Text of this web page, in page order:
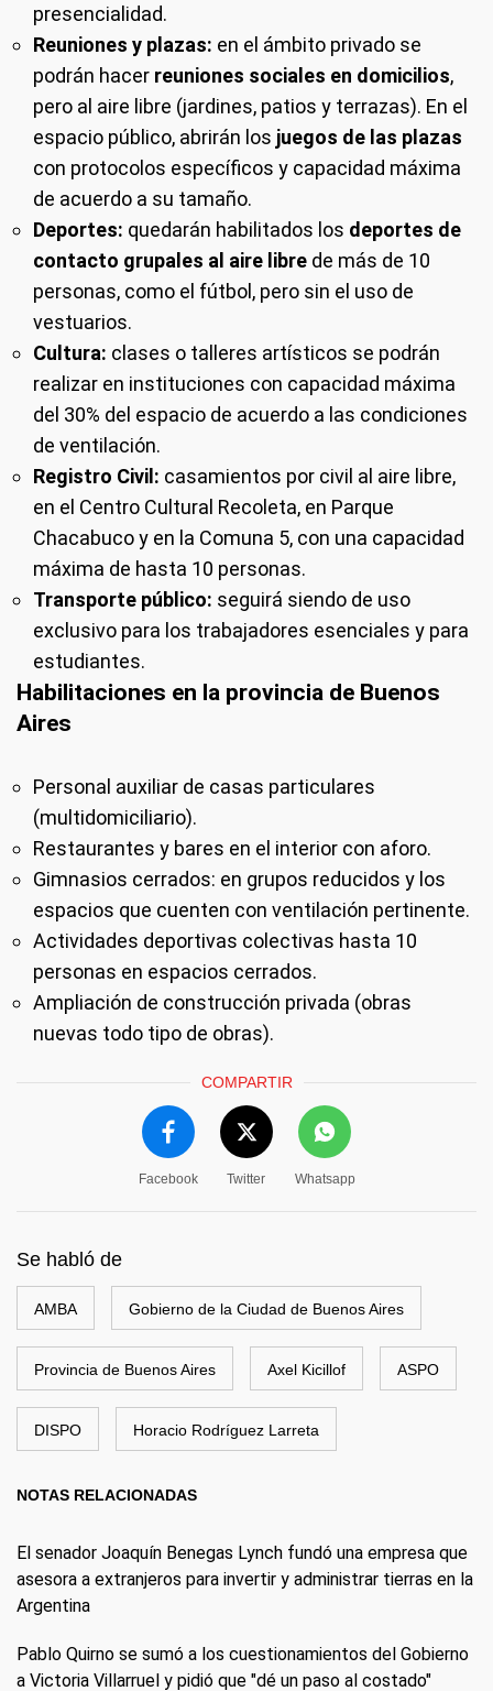
presencialidad.
Reuniones y plazas: en el ámbito privado se
podrán hacer reuniones sociales en domicilios,
pero al aire libre (jardines, patios y terrazas). En el
espacio público, abrirán los juegos de las plazas
con protocolos específicos y capacidad máxima
de acuerdo a su tamaño.
Deportes: quedarán habilitados los deportes de
contacto grupales al aire libre de más de 10
personas, como el fútbol, pero sin el uso de
vestuarios.
Cultura: clases o talleres artísticos se podrán
realizar en instituciones con capacidad máxima
del 30% del espacio de acuerdo a las condiciones
de ventilación.
Registro Civil: casamientos por civil al aire libre,
en el Centro Cultural Recoleta, en Parque
Chacabuco y en la Comuna 5, con una capacidad
máxima de hasta 10 personas.
Transporte público: seguirá siendo de uso
exclusivo para los trabajadores esenciales y para
estudiantes.
Habilitaciones en la provincia de Buenos
Aires
Personal auxiliar de casas particulares
(multidomiciliario).
Restaurantes y bares en el interior con aforo.
Gimnasios cerrados: en grupos reducidos y los
espacios que cuenten con ventilación pertinente.
Actividades deportivas colectivas hasta 10
personas en espacios cerrados.
Ampliación de construcción privada (obras
nuevas todo tipo de obras).
COMPARTIR
Facebook Twitter Whatsapp
Se habló de
AMBA Gobierno de la Ciudad de Buenos Aires
Provincia de Buenos Aires Axel Kicillof ASPO
DISPO Horacio Rodríguez Larreta
NOTAS RELACIONADAS
El senador Joaquín Benegas Lynch fundó una empresa que
asesora a extranjeros para invertir y administrar tierras en la
Argentina
Pablo Quirno se sumó a los cuestionamientos del Gobierno
a Victoria Villarruel y pidió que "dé un paso al costado"